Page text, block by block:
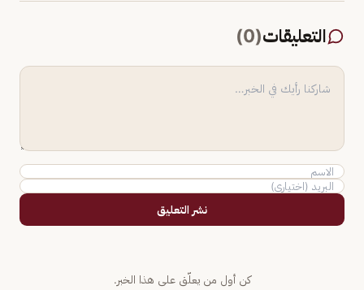
التعليقات(
0
)
نشر التعليق
كن أول من يعلّق على هذا الخبر.